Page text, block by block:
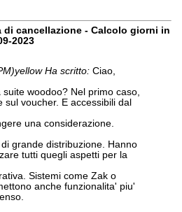
di cancellazione - Calcolo giorni in
2023
yellow Ha scritto: Ciao,
woodoo? Nel primo caso,
sul voucher. E accessibili dal
una considerazione.
grande distribuzione. Hanno
tutti quegli aspetti per la
Sistemi come Zak o
anche funzionalita' piu'